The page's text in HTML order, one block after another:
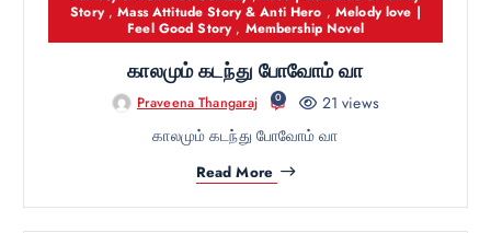
Story,Mass Attitude Story & Anti Hero ,Melody love |
Feel Good Story, Membership Novel
காலமும் கடந்து போவோம் வா
Praveena Thangaraj 0
21 views
காலமும் கடந்து போவோம் வா
Read More